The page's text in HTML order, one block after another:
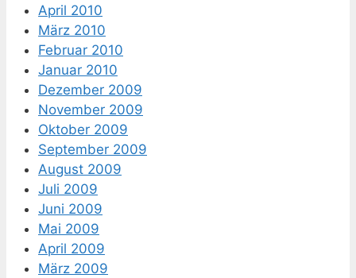
April 2010
März 2010
Februar 2010
Januar 2010
Dezember 2009
November 2009
Oktober 2009
September 2009
August 2009
Juli 2009
Juni 2009
Mai 2009
April 2009
März 2009